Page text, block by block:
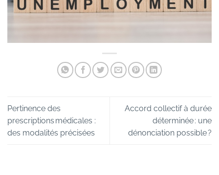
Pertinence des
prescriptions médicales :
des modalités précisées
Accord collectif à durée
déterminée : une
dénonciation possible ?